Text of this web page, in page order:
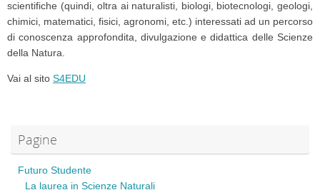
scientifiche (quindi, oltra ai naturalisti, biologi, biotecnologi, geologi,
chimici, matematici, fisici, agronomi, etc.) interessati ad un percorso
di conoscenza approfondita, divulgazione e didattica delle Scienze
della Natura.
Vai al sito S4EDU
Pagine
Futuro Studente
La laurea in Scienze Naturali